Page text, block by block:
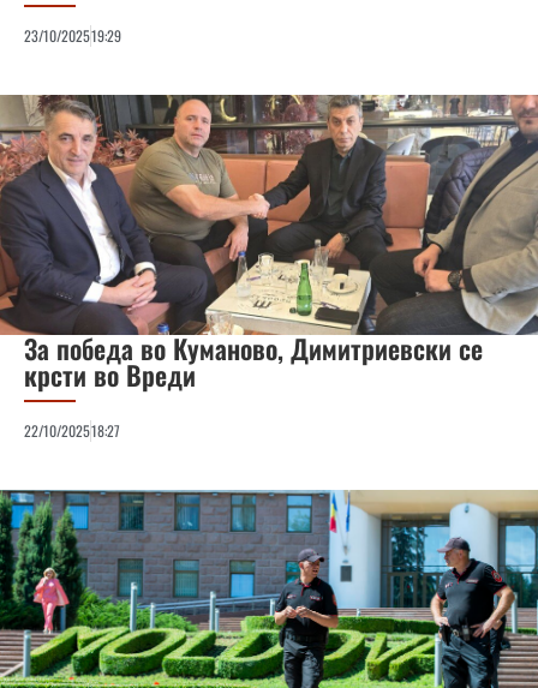
23/10/202519:29
За победа во Куманово, Димитриевски се
крсти во Вреди
22/10/202518:27